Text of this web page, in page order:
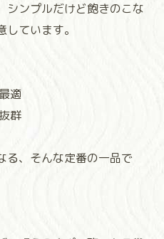
シンプルだけど飽きのこな
ています。
適
群
る、そんな定番の一品で